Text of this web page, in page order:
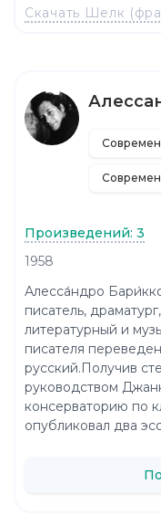
Скачать Шелк
Произведений: 3
1958
Алесса́ндро
писатель,
литературный и
писателя
русский.Получив
руководством
консерваторию по
опубликовал два